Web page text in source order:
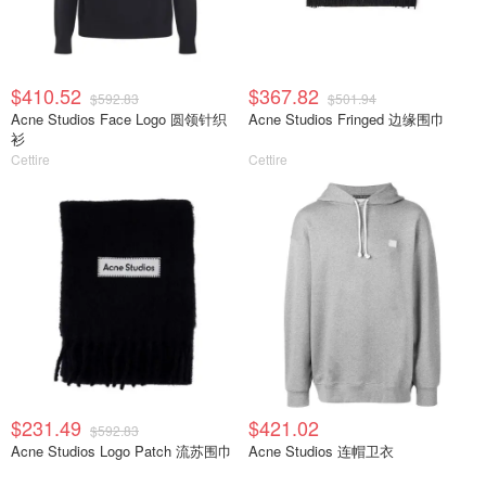
$410.52 $592.83
Acne Studios Face Logo 圆领针织
衫
Cettire
$367.82 $501.94
Acne Studios Fringed 边缘围巾
Cettire
$231.49 $592.83
Acne Studios Logo Patch 流苏围巾
$421.02
Acne Studios 连帽卫衣